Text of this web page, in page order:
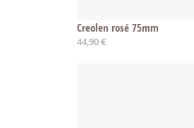
Creolen rosé 75mm
44,90 €